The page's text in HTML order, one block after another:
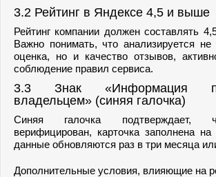
3.2 Рейтинг в Яндексе 4,5 и выше
Рейтинг компании должен составлять
Важно понимать, что анализируется не
оценка, но и качество отзывов,
соблюдение правил сервиса.
3.3 Знак «Информация
владельцем» (синяя галочка)
Синяя галочка подтверждает,
верифицирован, карточка заполнена
данные обновляются раз в три месяца
Дополнительные условия, влияющие на